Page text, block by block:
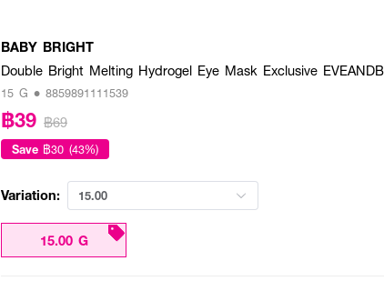
BABY BRIGHT
Double Bright Melting Hydrogel Eye Mask Exclusive
15 G • 8859891111539
฿39 ฿69
Save ฿30 (43%)
Variation: 15.00
15.00 G